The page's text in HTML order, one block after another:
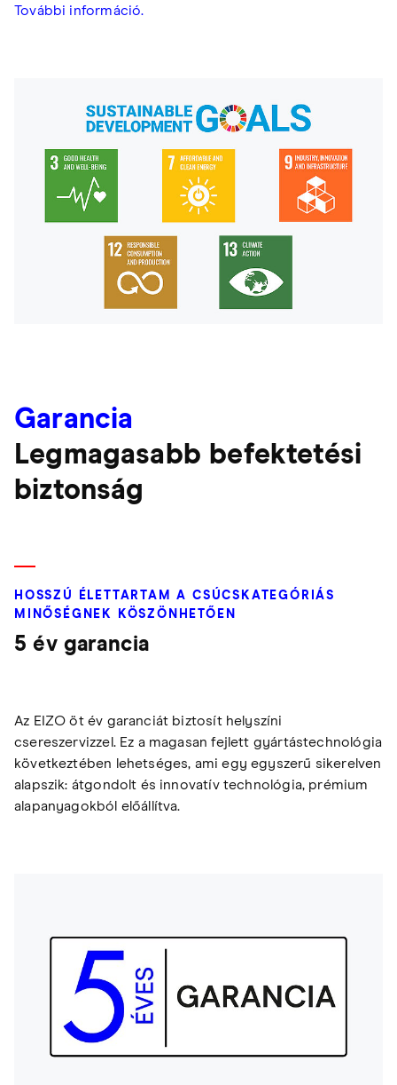
További információ.
Garancia
Legmagasabb befektetési
biztonság
HOSSZÚ ÉLETTARTAM A CSÚCSKATEGÓRIÁS
MINŐSÉGNEK KÖSZÖNHETŐEN
5 év garancia
Az EIZO öt év garanciát biztosít helyszíni
csereszervizzel. Ez a magasan fejlett gyártástechnológia
következtében lehetséges, ami egy egyszerű sikerelven
alapszik: átgondolt és innovatív technológia, prémium
alapanyagokból előállítva.